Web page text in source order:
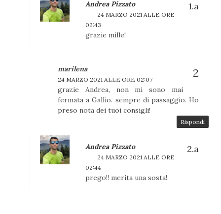
Andrea Pizzato
24 MARZO 2021 ALLE ORE
02:43
grazie mille!
marilena
24 MARZO 2021 ALLE ORE 02:07
grazie Andrea, non mi sono mai
fermata a Gallio. sempre di passaggio. Ho
preso nota dei tuoi consigli!
Rispondi
Andrea Pizzato
24 MARZO 2021 ALLE ORE
02:44
prego!! merita una sosta!